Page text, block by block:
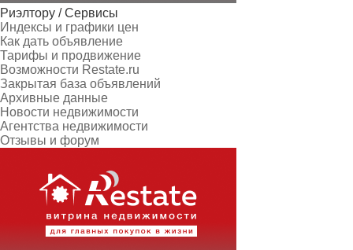
Риэлтору / Сервисы
Индексы и графики цен
Как дать объявление
Тарифы и продвижение
Возможности Restate.ru
Закрытая база объявлений
Архивные данные
Новости недвижимости
Агентства недвижимости
Отзывы и форум